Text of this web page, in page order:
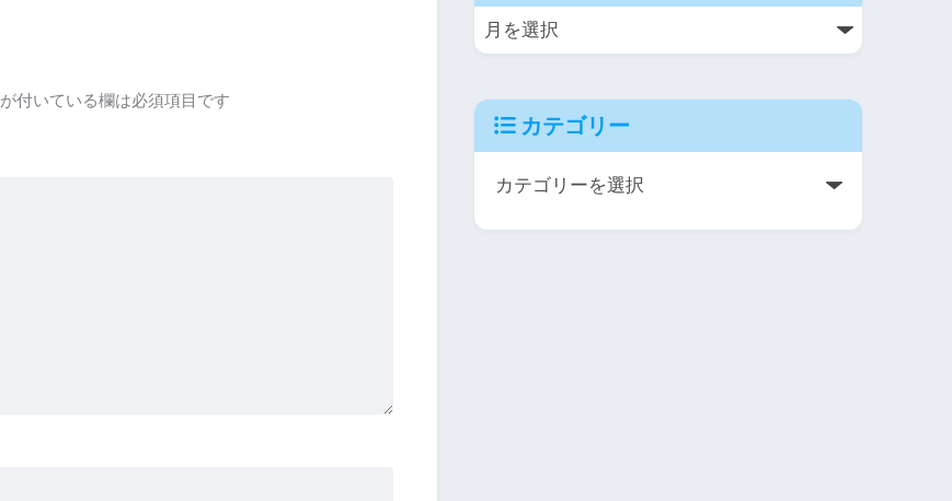
が付いている欄は必須項目です
カテゴリー